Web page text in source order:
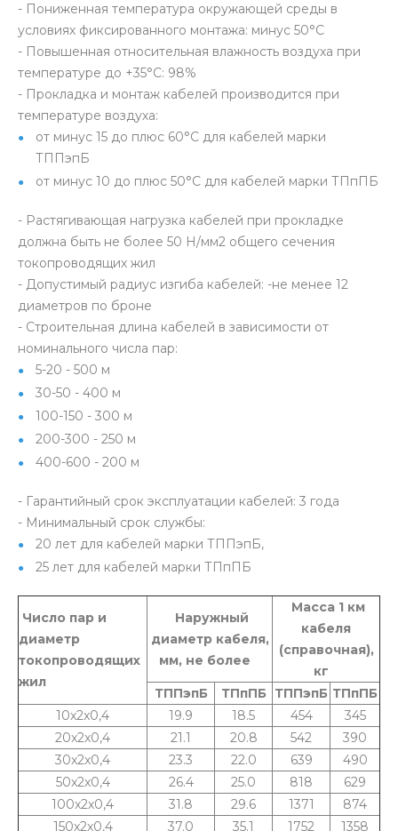
- Пониженная температура окружающей среды в
условиях фиксированного монтажа: минус 50°С
- Повышенная относительная влажность воздуха при
температуре до +35°С: 98%
- Прокладка и монтаж кабелей производится при
температуре воздуха:
от минус 15 до плюс 60°С для кабелей марки
ТППэпБ
от минус 10 до плюс 50°С для кабелей марки ТПпПБ
- Растягивающая нагрузка кабелей при прокладке
должна быть не более 50 Н/мм2 общего сечения
токопроводящих жил
- Допустимый радиус изгиба кабелей: -не менее 12
диаметров по броне
- Строительная длина кабелей в зависимости от
номинального числа пар:
5-20 - 500 м
30-50 - 400 м
100-150 - 300 м
200-300 - 250 м
400-600 - 200 м
- Гарантийный срок эксплуатации кабелей: 3 года
- Минимальный срок службы:
20 лет для кабелей марки ТППэпБ,
25 лет для кабелей марки ТПпПБ
Число пар и
диаметр
токопроводящих
жил
Наружный
диаметр кабеля,
мм, не более
Масса 1 км
кабеля
(справочная),
кг
ТППэпБ
ТПпПБ ТППэпБ ТПпПБ
10x2x0,4
19.9 18.5 454
345
20x2x0,4
21.1 20.8 542
390
30x2x0,4
23.3 22.0 639
490
50x2x0,4
26.4 25.0 818
629
100x2x0,4
31.8 29.6 1371
874
150x2x0,4
37.0 35.1 1752 1358